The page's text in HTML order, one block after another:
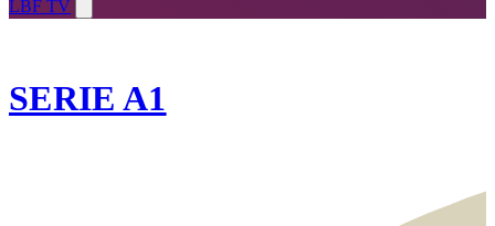
LBF TV
SERIE A1